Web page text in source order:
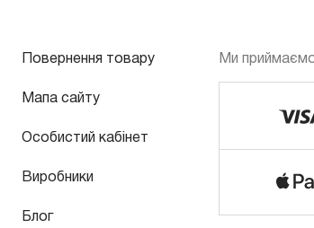
Повернення товару
Мапа сайту
Особистий кабінет
Виробники
Блог
Ми